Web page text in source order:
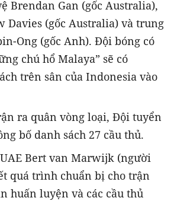
Brendan Gan (gốc Australia),
Davies (gốc Australia) và trung
Ong (gốc Anh). Đội bóng có
chú hổ Malaya” sẽ có
trên sân của Indonesia vào
ra quân vòng loại, Đội tuyển
bố danh sách 27 cầu thủ.
Bert van Marwijk (người
quá trình chuẩn bị cho trận
huấn luyện và các cầu thủ